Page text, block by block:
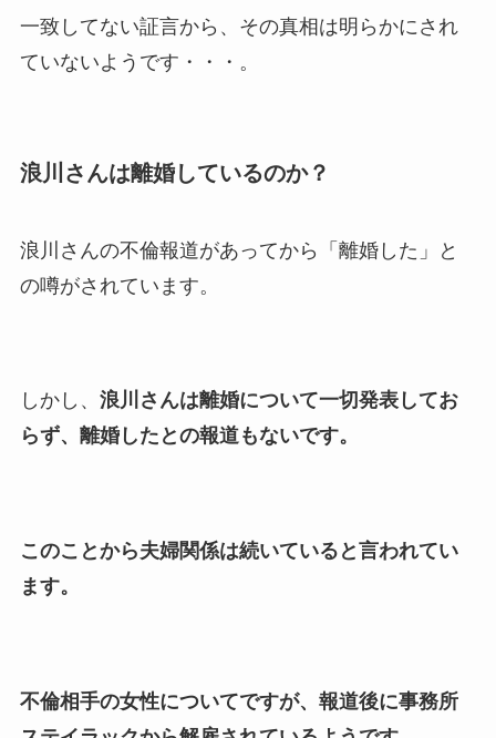
一致してない証言から、その真相は明らかにされ
ていないようです・・・。
浪川さんは離婚しているのか？
浪川さんの不倫報道があってから「離婚した」と
の噂がされています。
しかし、 浪川さんは離婚について一切発表してお
らず、離婚したとの報道もないです。
このことから夫婦関係は続いていると言われてい
ます。
不倫相手の女性についてですが、報道後に事務所